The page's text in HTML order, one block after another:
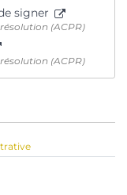
signer
(ACPR)
(ACPR)